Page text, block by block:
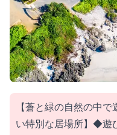
【蒼と緑の自然の中
い特別な居場所】◆遊